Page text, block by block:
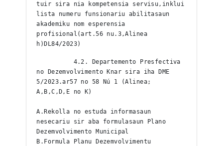
tuir sira nia kompetensia servisu,inklui
lista numeru funsionariu abilitasaun
akademiku nom esperensia
profisional(art.56 nu.3,Alinea
h)DL84/2023)
4.2. Departemento Presfectiva
no Dezemvolvimento Knar sira iha DME
5/2023.ar57 no 58 Nú 1 (Alinea;
A,B,C,D,E no K)
A.Rekolla no estuda informasaun
nesecariu sir aba formulasaun Plano
Dezemvolvimento Municipal
B.Formula Planu Dezemvolvimentu